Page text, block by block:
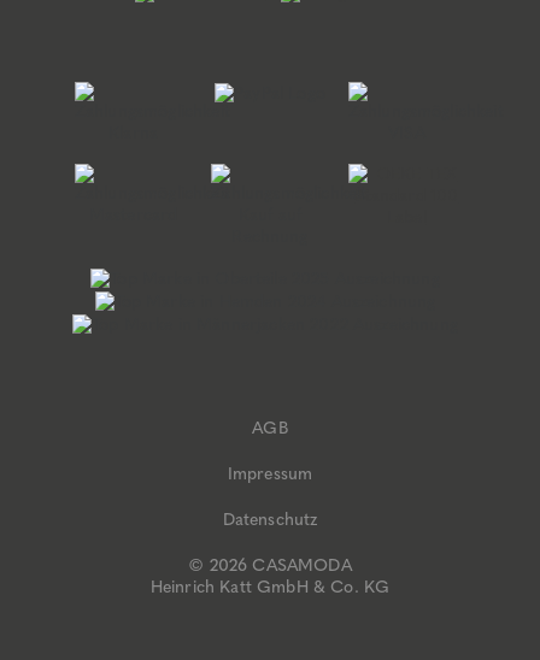
© 2026 CASAMODA
Heinrich Katt GmbH & Co. KG
AGB
Impressum
Datenschutz